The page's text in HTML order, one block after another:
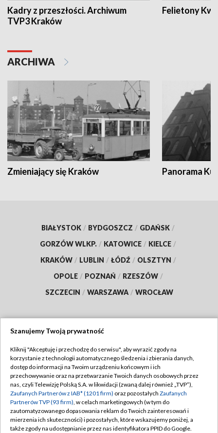
Kadry z przeszłości. Archiwum
TVP3 Kraków
Felietony
ARCHIWA
Zmieniający się Kraków Panorama
BIAŁYSTOK / BYDGOSZCZ / GDAŃSK /
GORZÓW WLKP. / KATOWICE / KIELCE /
KRAKÓW / LUBLIN / ŁÓDŹ / OLSZTYN /
OPOLE / POZNAŃ / RZESZÓW /
SZCZECIN / WARSZAWA / WROCŁAW
TVP
Abonament TVP
Emisja w TVP
Centrum informacji TVP
Naziemna Telewizja Cyfrowa
Regulamin TVP
Polityka prywatności
Moje zgody
Pomoc
Szanujemy Twoją prywatność
Kliknij "Akceptuję i przechodzę do serwisu", aby wyrazić zgody na
korzystanie z technologii automatycznego śledzenia i zbierania danych,
dostęp do informacji na Twoim urządzeniu końcowym i ich
przechowywanie oraz na przetwarzanie Twoich danych osobowych przez
nas, czyli Telewizję Polską S.A. w likwidacji (zwaną dalej również „TVP”),
Zaufanych Partnerów z IAB* (1201 firm) oraz pozostałych Zaufanych
Partnerów TVP (93 firm), w celach marketingowych (w tym do
zautomatyzowanego dopasowania reklam do Twoich zainteresowań i
mierzenia ich skuteczności) i pozostałych, które wskazujemy poniżej, a
także zgody na udostępnianie przez nas identyfikatora PPID do Google.